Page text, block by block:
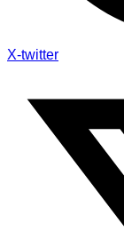
X-twitter